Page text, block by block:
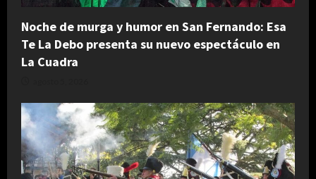
Noche de murga y humor en San Fernando: Esa
Te La Debo presenta su nuevo espectáculo en
La Cuadra